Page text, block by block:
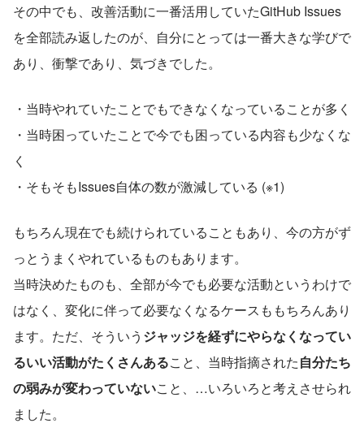
その中でも、改善活動に一番活用していたGitHub Issues
を全部読み返したのが、自分にとっては一番大きな学びで
あり、衝撃であり、気づきでした。
・当時やれていたことでもできなくなっていることが多く
・当時困っていたことで今でも困っている内容も少なくな
く
・そもそもIssues自体の数が激減している (※1)
もちろん現在でも続けられていることもあり、今の方がず
っとうまくやれているものもあります。
当時決めたものも、全部が今でも必要な活動というわけで
はなく、変化に伴って必要なくなるケースももちろんあり
ます。ただ、そういう ジャッジを経ずにやらなくなってい
るいい活動がたくさんあること、当時指摘された自分たち
の弱みが変わっていないこと、…いろいろと考えさせられ
ました。